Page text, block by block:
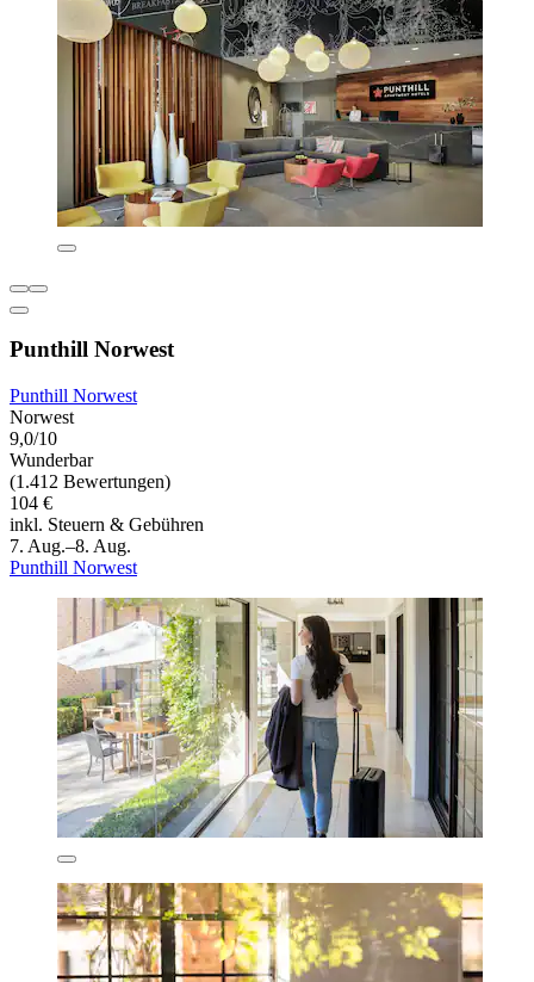
Punthill Norwest
Punthill Norwest
Norwest
9,0/10
Wunderbar
(1.412 Bewertungen)
104 €
inkl. Steuern & Gebühren
7. Aug.–8. Aug.
Punthill Norwest